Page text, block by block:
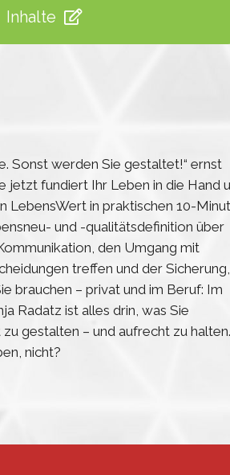
Inhalte
Sonst werden Sie gestaltet!“ ernst
jetzt fundiert Ihr Leben in die Hand
LebensWert in praktischen 10-
und -qualitätsdefinition über
den Umgang mit
treffen und der Sicherung,
brauchen – privat und im Beruf: Im
Radatz ist alles drin, was Sie
gestalten – und aufrecht zu halten.
nicht?